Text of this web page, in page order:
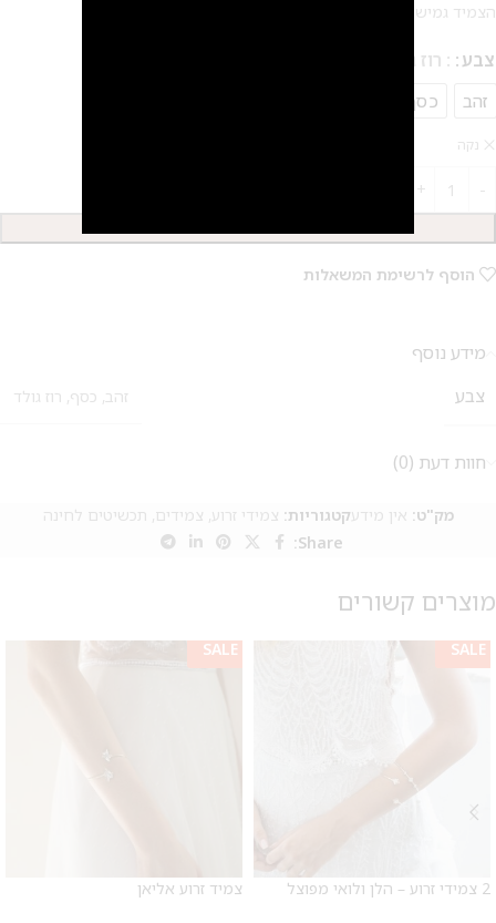
הצמיד גמיש וניתן להגדיל ולהקטין אותו לפי הצורך
צבע : רוז גולד
זהב
כסף
נקה
הוסף לרשימת המשאלות
מידע נוסף
צבע
זהב, כסף, רוז גולד
חוות דעת (0)
מק"ט: אין מידעקטגוריות: צמידי זרוע, צמידים, תכשיטים לחינה
Share:
מוצרים קשורים
SALE
2 צמידי זרוע – הלן ולואי מפוצל
SALE
צמיד זרוע אליאן
מבצע 1+1